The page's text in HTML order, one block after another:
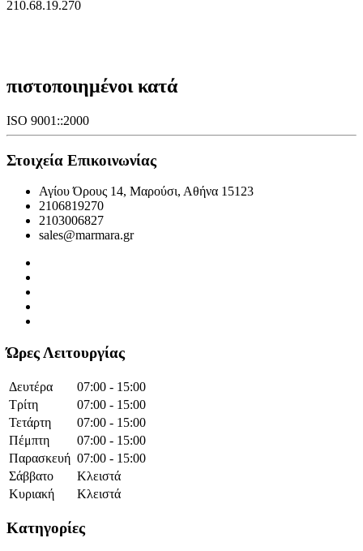
210.68.19.270
πιστοποιημένοι κατά
ISO 9001::2000
Στοιχεία Επικοινωνίας
Αγίου Όρους 14, Μαρούσι, Αθήνα 15123
2106819270
2103006827
sales@marmara.gr
Ώρες Λειτουργίας
Δευτέρα
07:00 - 15:00
Τρίτη
07:00 - 15:00
Τετάρτη
07:00 - 15:00
Πέμπτη
07:00 - 15:00
Παρασκευή 07:00 - 15:00
Σάββατο
Κλειστά
Κυριακή
Κλειστά
Κατηγορίες